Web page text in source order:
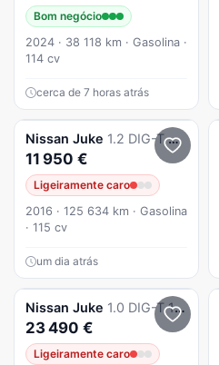
Bom negócio
2024 · 38 118 km · Gasolina ·
114 cv
cerca de 7 horas atrás
Nissan Juke 1.2 DIG-T Acenta
11 950 €
Ligeiramente caro
2016 · 125 634 km · Gasolina
· 115 cv
um dia atrás
Nissan Juke 1.0 DIG-T 114cv N-Connecta DCT
23 490 €
Ligeiramente caro